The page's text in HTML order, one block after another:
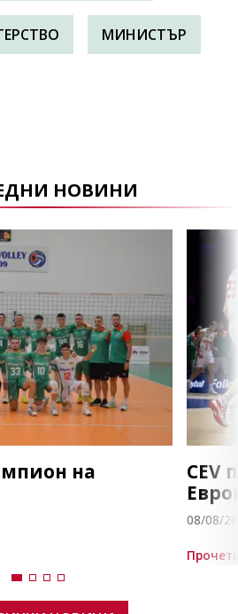
МИНИСТЪР
НОВИНИ
на
CEV
08/08/